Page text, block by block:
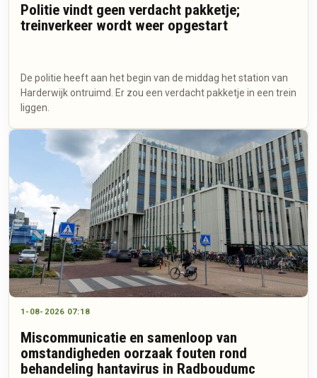
Politie vindt geen verdacht pakketje;
treinverkeer wordt weer opgestart
De politie heeft aan het begin van de middag het station van
Harderwijk ontruimd. Er zou een verdacht pakketje in een trein
liggen.
1-08-2026 07:18
Miscommunicatie en samenloop van
omstandigheden oorzaak fouten rond
behandeling hantavirus in Radboudumc